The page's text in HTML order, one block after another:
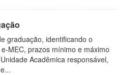
graduação, identificando o
MEC, prazos mínimo e máximo
Acadêmica responsável,